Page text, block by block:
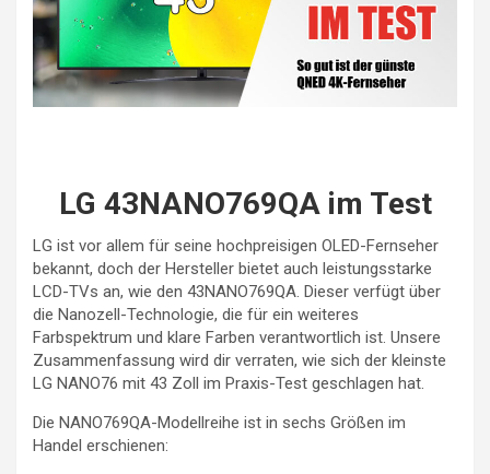
LG 43NANO769QA im Test
LG ist vor allem für seine hochpreisigen OLED-Fernseher
bekannt, doch der Hersteller bietet auch leistungsstarke
LCD-TVs an, wie den 43NANO769QA. Dieser verfügt über
die Nanozell-Technologie, die für ein weiteres
Farbspektrum und klare Farben verantwortlich ist. Unsere
Zusammenfassung wird dir verraten, wie sich der kleinste
LG NANO76 mit 43 Zoll im Praxis-Test geschlagen hat.
Die NANO769QA-Modellreihe ist in sechs Größen im
Handel erschienen: